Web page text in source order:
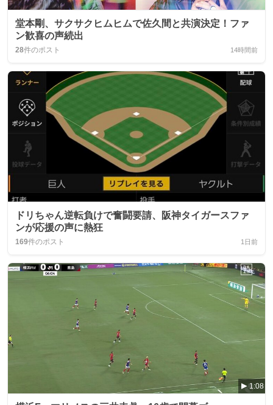
堂本剛、サクサクヒムヒムで佐久間と共演決定！ファ
ン歓喜の声続出
28件のポスト 14時間前
ドリちゃん逆転負けで奮闘要請、阪神タイガースファ
ンが応援の声に熱狂
169件のポスト 1日前
1:08